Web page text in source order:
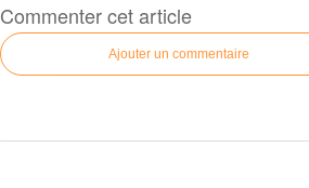
Commenter cet article
Ajouter un commentaire